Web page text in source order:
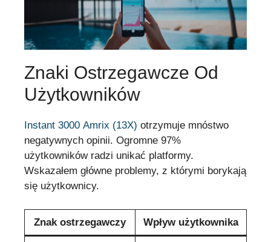
Znaki Ostrzegawcze Od
Użytkowników
Instant 3000 Amrix (13X) otrzymuje mnóstwo
negatywnych opinii. Ogromne 97%
użytkowników radzi unikać platformy.
Wskazałem główne problemy, z którymi borykają
się użytkownicy.
Znak ostrzegawczy Wpływ użytkownika